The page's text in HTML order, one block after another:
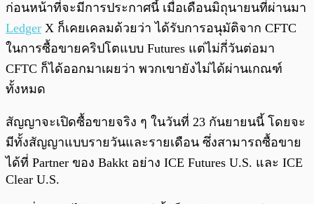
ก่อนหน้าที่จะมีการประกาศนี้ เมื่อเดือนมิถุนายนที่ผ่านมา
Ledger X ก็เคยเคลมด้วยว่า ได้รับการอนุมัติจาก CFTC
ในการซื้อขายคริปโตแบบ Futures แต่ไม่กี่วันต่อมา
CFTC ก็ได้ออกมาเผยว่า พวกเขายังไม่ได้ผ่านเกณฑ์
ทั้งหมด
สัญญาจะเปิดซื้อขายจริง ๆ ในวันที่ 23 กันยายนนี้ โดยจะ
มีทั้งสัญญาแบบรายวันและรายเดือน ซึ่งสามารถซื้อขาย
ได้ที่ Partner ของ Bakkt อย่าง ICE Futures U.S. และ ICE
Clear U.S.